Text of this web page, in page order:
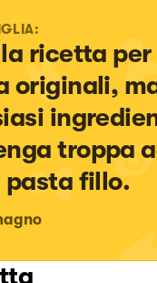
ricetta
originali,
troppa
pasta fillo.